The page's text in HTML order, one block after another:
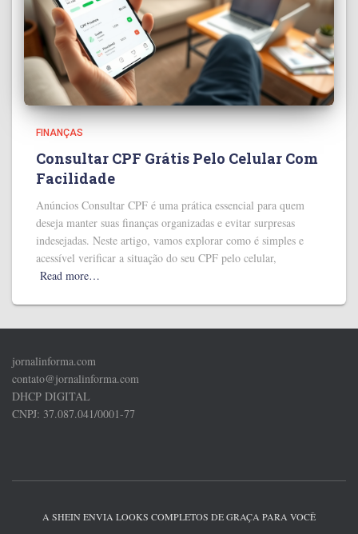
FINANÇAS
Consultar CPF Grátis Pelo Celular Com
Facilidade
Anúncios Consultar CPF é uma prática essencial para quem
deseja manter suas finanças organizadas e evitar surpresas
indesejadas. Neste artigo, vamos explorar como é simples e
acessível verificar a situação do seu CPF pelo celular,
Read more…
jornalinforma.com
contato@jornalinforma.com
DHCP DIGITAL
CNPJ: 37.087.041/0001-77
A SHEIN ENVIA LOOKS COMPLETOS DE GRAÇA PARA VOCÊ